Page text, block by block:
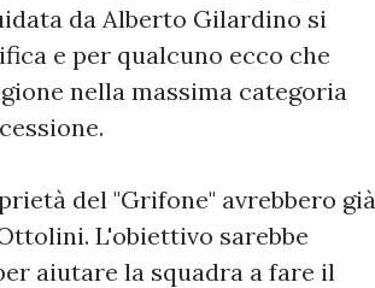
da Alberto Gilardino si
e per qualcuno ecco che
nella massima categoria
del "Grifone" avrebbero già
L'obiettivo sarebbe
aiutare la squadra a fare il